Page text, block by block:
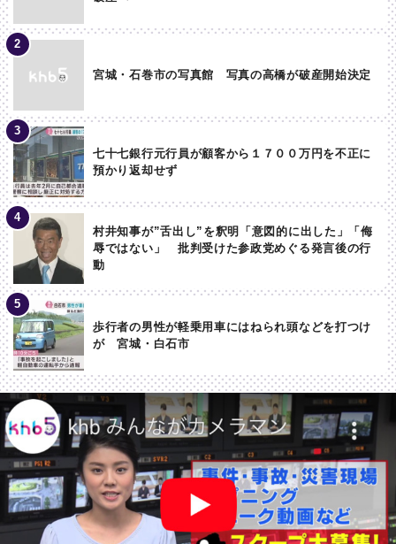
宮城・石巻市の写真館 写真の高橋が破産開始決定
七十七銀行元行員が顧客から１７００万円を不正に
預かり返却せず
村井知事が”舌出し”を釈明「意図的に出した」「侮
辱ではない」 批判受けた参政党めぐる発言後の行
動
歩行者の男性が軽乗用車にはねられ頭などを打つけ
が 宮城・白石市